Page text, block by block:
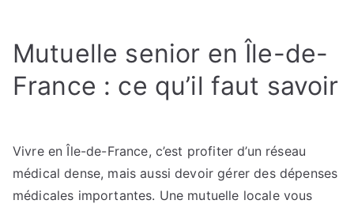
Mutuelle senior en Île-de-
France : ce qu’il faut savoir
Vivre en Île-de-France, c’est profiter d’un réseau
médical dense, mais aussi devoir gérer des dépenses
médicales importantes. Une mutuelle locale vous